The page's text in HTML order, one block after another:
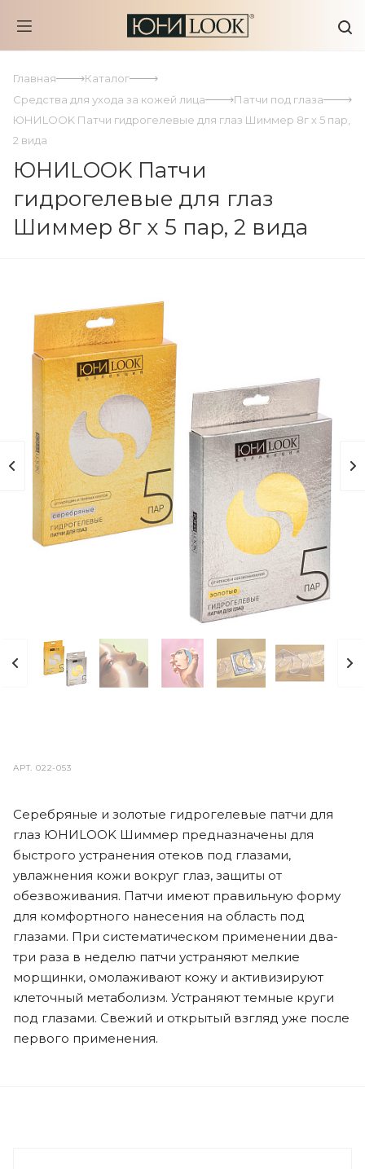
Главная
Каталог
Средства для ухода за кожей лица
Патчи под глаза
ЮНИLOOK Патчи гидрогелевые для глаз Шиммер 8г х 5 пар,
2 вида
ЮНИLOOK Патчи
гидрогелевые для глаз
Шиммер 8г х 5 пар, 2 вида
АРТ.022-053
Серебряные и золотые гидрогелевые патчи для
глаз ЮНИLOOK Шиммер предназначены для
быстрого устранения отеков под глазами,
увлажнения кожи вокруг глаз, защиты от
обезвоживания. Патчи имеют правильную форму
для комфортного нанесения на область под
глазами. При систематическом применении два-
три раза в неделю патчи устраняют мелкие
морщинки, омолаживают кожу и активизируют
клеточный метаболизм. Устраняют темные круги
под глазами. Свежий и открытый взгляд уже после
первого применения.